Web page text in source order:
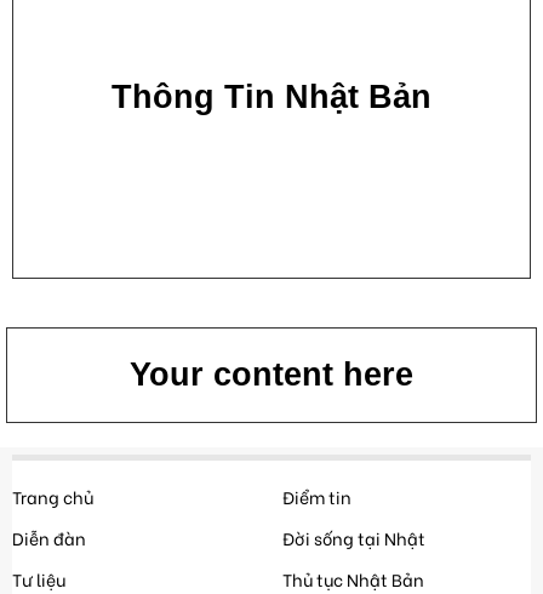
Thông Tin Nhật Bản
Your content here
Trang chủ
Diễn đàn
Tư liệu
Điểm tin
Đời sống tại Nhật
Thủ tục Nhật Bản